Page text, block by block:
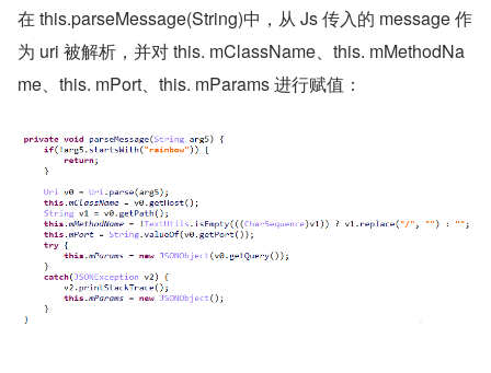
在 this.parseMessage(String)中，从 Js 传入的 message 作
为 uri 被解析，并对 this. mClassName、this. mMethodNa
me、this. mPort、this. mParams 进行赋值：